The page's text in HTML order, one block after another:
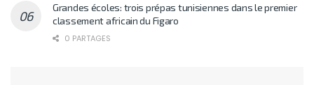
Grandes écoles: trois prépas tunisiennes dans le premier
classement africain du Figaro
0 PARTAGES